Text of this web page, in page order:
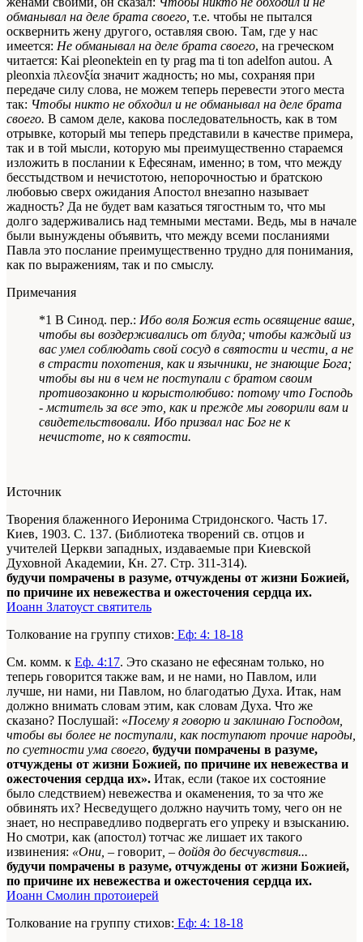
обманывал на деле брата своего, т.е. чтобы не пытался
осквернить жену другого, оставляя свою. Там, где у нас
имеется: Не обманывал на деле брата своего, на греческом
читается: Kai pleonektein en ty prag ma ti ton adelfon autou. Α
pleonxia πλεονξία значит жадность; но мы, сохраняя при
передаче силу слова, не можем теперь перевести этого места
так: Чтобы никто не обходил и не обманывал на деле брата
своего. В самом деле, какова последовательность, как в том
отрывке, который мы теперь представили в качестве примера,
так и в той мысли, которую мы преимущественно стараемся
изложить в послании к Ефесянам, именно; в том, что между
бесстыдством и нечистотою, непорочностью и братскою
любовью сверх ожидания Апостол внезапно называет
жадность? Да не будет вам казаться тягостным то, что мы
долго задерживались над темными местами. Ведь, мы в начале
были вынуждены объявить, что между всеми посланиями
Павла это послание преимущественно трудно для понимания,
как по выражениям, так и по смыслу.
Примечания
*1 В Синод. пер.: Ибо воля Божия есть освящение ваше,
чтобы вы воздерживались от блуда; чтобы каждый из
вас умел соблюдать свой сосуд в святости и чести, а не
в страсти похотения, как и язычники, не знающие Бога;
чтобы вы ни в чем не поступали с братом своим
противозаконно и корыстолюбиво: потому что Господь
- мститель за все это, как и прежде мы говорили вам и
свидетельствовали. Ибо призвал нас Бог не к
нечистоте, но к святости.
Источник
Творения блаженного Иеронима Стридонского. Часть 17.
Киев, 1903. С. 137. (Библиотека творений св. отцов и
учителей Церкви западных, издаваемые при Киевской
Духовной Академии, Кн. 27. Стр. 311-314).
будучи помрачены в разуме, отчуждены от жизни Божией,
по причине их невежества и ожесточения сердца их.
Иоанн Златоуст святитель
Толкование на группу стихов: Еф: 4: 18-18
См. комм. к Еф. 4:17. Это сказано не ефесянам только, но
теперь говорится также вам, и не нами, но Павлом, или
лучше, ни нами, ни Павлом, но благодатью Духа. Итак, нам
должно внимать словам этим, как словам Духа. Что же
сказано? Послушай: «Посему я говорю и заклинаю Господом,
чтобы вы более не поступали, как поступают прочие народы,
по суетности ума своего, будучи помрачены в разуме,
отчуждены от жизни Божией, по причине их невежества и
ожесточения сердца их». Итак, если (такое их состояние
было следствием) невежества и окаменения, то за что же
обвинять их? Несведущего должно научить тому, чего он не
знает, но несправедливо подвергать его упреку и взысканию.
Но смотри, как (апостол) тотчас же лишает их такого
извинения: «Они, – говорит , – дойдя до бесчувствия...
будучи помрачены в разуме, отчуждены от жизни Божией,
по причине их невежества и ожесточения сердца их.
Иоанн Смолин протоиерей
Толкование на группу стихов: Еф: 4: 18-18